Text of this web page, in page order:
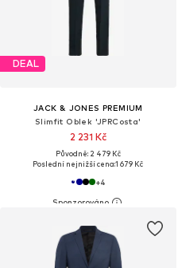
DEAL
JACK & JONES PREMIUM
Slimfit Oblek 'JPRCosta'
2 231 Kč
Původně: 2 479 Kč
Poslední nejnižší cena:1 679 Kč
+4